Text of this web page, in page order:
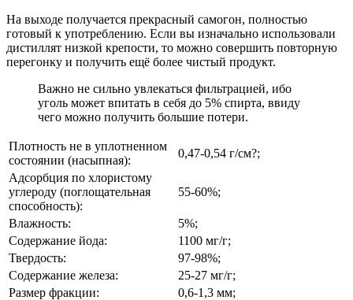
На выходе получается прекрасный самогон, полностью
готовый к употреблению. Если вы изначально использовали
дистиллят низкой крепости, то можно совершить повторную
перегонку и получить ещё более чистый продукт.
Важно не сильно увлекаться фильтрацией, ибо
уголь может впитать в себя до 5% спирта, ввиду
чего можно получить большие потери.
Плотность не в уплотненном
состоянии (насыпная):
0,47-0,54 г/см?;
Адсорбция по хлористому
углероду (поглощательная
способность):
55-60%;
Влажность:
5%;
Содержание йода:
1100 мг/г;
Твердость:
97-98%;
Содержание железа:
25-27 мг/г;
Размер фракции:
0,6-1,3 мм;